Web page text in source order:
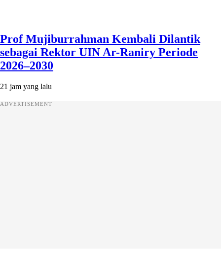
Prof Mujiburrahman Kembali Dilantik
sebagai Rektor UIN Ar-Raniry Periode
2026–2030
21 jam yang lalu
ADVERTISEMENT